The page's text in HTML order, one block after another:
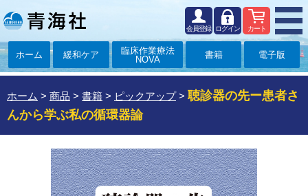
カート
ログイン
会員登録
ホーム 緩和ケア
臨床作業療法
NOVA
書籍 電子版
ホーム > 商品 > 書籍 > ピックアップ> 聴診器の先ー患者さ
んから学ぶ私の循環器論